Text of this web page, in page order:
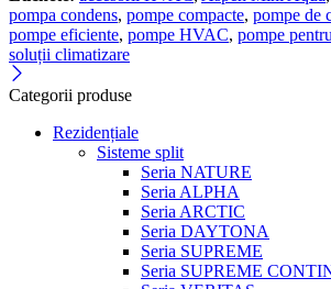
pompa condens, pompe compacte, pompe de
pompe eficiente, pompe HVAC, pompe
soluții climatizare
Categorii produse
Rezidențiale
Sisteme split
Seria NATURE
Seria ALPHA
Seria ARCTIC
Seria DAYTONA
Seria SUPREME
Seria SUPREME